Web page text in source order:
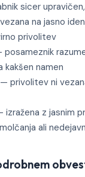
sicer
na jasno
privolitev
posameznik
kakšen namen
— privolitev ni
izražena z jasnim
ali